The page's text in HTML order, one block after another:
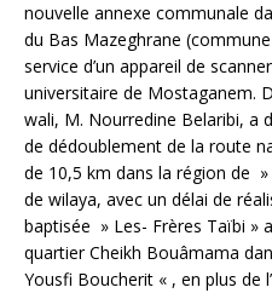
nouvelle annexe communale
du Bas Mazeghrane
service d’un appareil de
universitaire de Mostaganem.
wali, M. Nourredine Belaribi, a
de dédoublement de la route
de 10,5 km dans la région de »
de wilaya, avec un délai de
baptisée » Les- Frères Taïbi »
quartier Cheikh Bouâmama
Yousfi Boucherit « , en plus de